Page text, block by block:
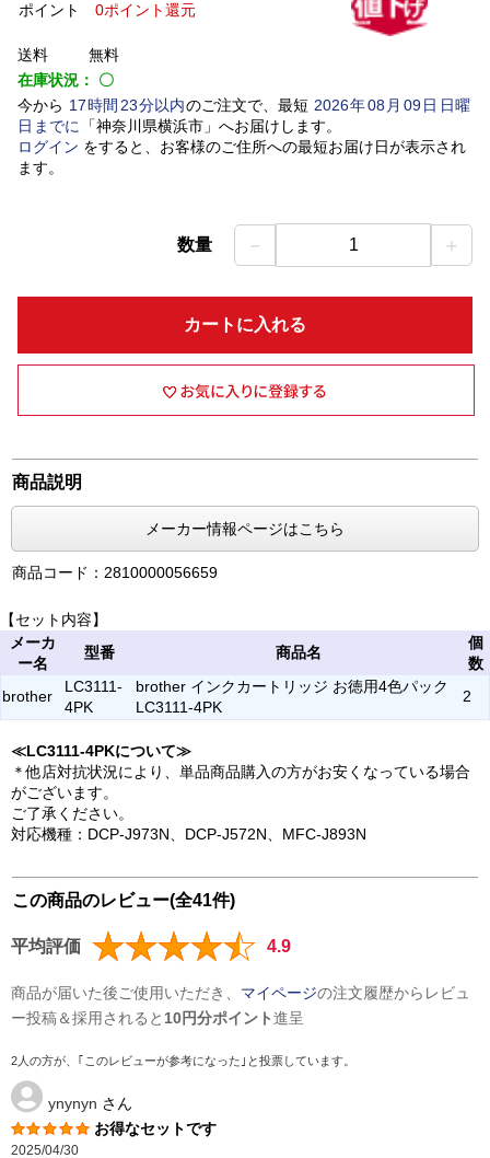
ポイント
0ポイント還元
送料
無料
在庫状況： 〇
今から 17時間 23分以内のご注文で、最短 2026年08 月 09日日曜
日 までに 「神奈川県横浜市」 へお届けします。
ログイン をすると、お客様のご住所への最短お届け日が表示され
ます。
数量 － 1 ＋
カートに入れる
商品説明
メーカー情報ページはこちら
商品コード：2810000056659
【セット内容】
メーカ
ー名
型番 商品名
個
数
brother
LC3111-
4PK
brother インクカートリッジ お徳用4色パック
LC3111-4PK
2
≪LC3111-4PKについて≫
＊他店対抗状況により、単品商品購入の方がお安くなっている場合
がございます。
ご了承ください。
対応機種：DCP-J973N、DCP-J572N、MFC-J893N
この商品のレビュー(全41件)
平均評価 4.9
商品が届いた後ご使用いただき、 マイページの注文履歴からレビュ
ー投稿＆採用されると 10円分ポイント進呈
2人の方が、｢このレビューが参考になった｣と投票しています。
ynynyn さん
お得なセットです
2025/04/30